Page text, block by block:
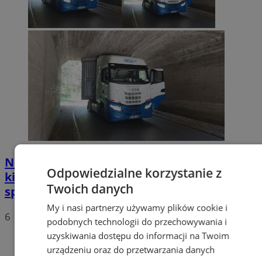
Nietypowa akcja w Zabrzu. Turecki
kierowca ciężarówki nie mógł wydostać się
spod wiaduktów
6
Odpowiedzialne korzystanie z
Twoich danych
My i nasi partnerzy używamy plików cookie i
podobnych technologii do przechowywania i
uzyskiwania dostępu do informacji na Twoim
urządzeniu oraz do przetwarzania danych